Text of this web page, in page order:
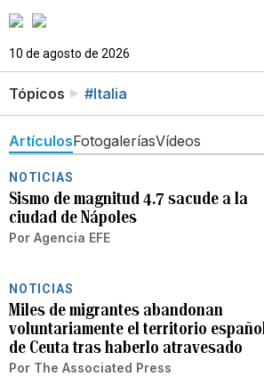
10 de agosto de 2026
Tópicos #Italia
ArtículosFotogaleríasVídeos
NOTICIAS
Sismo de magnitud 4.7 sacude a la
ciudad de Nápoles
Por Agencia EFE
NOTICIAS
Miles de migrantes abandonan
voluntariamente el territorio español
de Ceuta tras haberlo atravesado
Por The Associated Press